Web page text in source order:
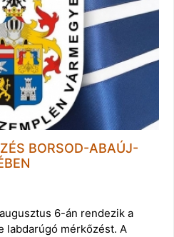
BORSOD-ABAÚJ-
6-án rendezik a
labdarúgó mérkőzést. A